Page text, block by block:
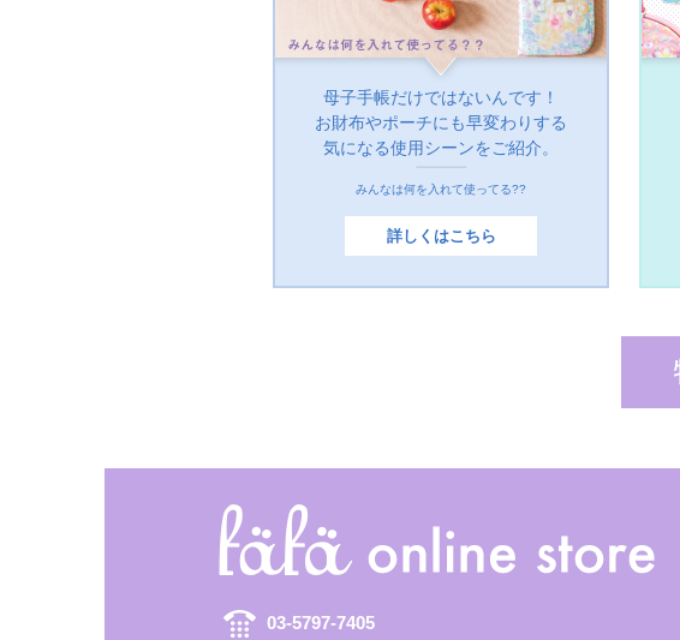
母子手帳だけではないんです！
お財布やポーチにも早変わりする
気になる使用シーンをご紹介。
みんなは何を入れて使ってる??
詳しくはこちら
03-5797-7405